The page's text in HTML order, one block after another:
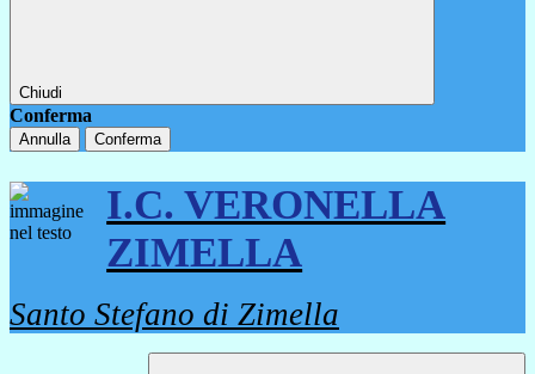
Chiudi
Conferma
Annulla Conferma
I.C. VERONELLA
ZIMELLA
Santo Stefano di Zimella